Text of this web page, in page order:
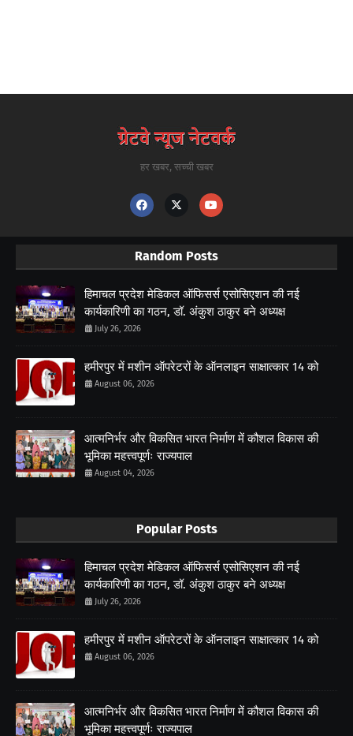
हर खबर, सच्ची खबर
Random Posts
हिमाचल प्रदेश मेडिकल ऑफिसर्स एसोसिएशन की नई
कार्यकारिणी का गठन, डॉ. अंकुश ठाकुर बने अध्यक्ष
July 26, 2026
हमीरपुर में मशीन ऑपरेटरों के ऑनलाइन साक्षात्कार 14 को
August 06, 2026
आत्मनिर्भर और विकसित भारत निर्माण में कौशल विकास की
भूमिका महत्त्वपूर्णः राज्यपाल
August 04, 2026
Popular Posts
हिमाचल प्रदेश मेडिकल ऑफिसर्स एसोसिएशन की नई
कार्यकारिणी का गठन, डॉ. अंकुश ठाकुर बने अध्यक्ष
July 26, 2026
हमीरपुर में मशीन ऑपरेटरों के ऑनलाइन साक्षात्कार 14 को
August 06, 2026
आत्मनिर्भर और विकसित भारत निर्माण में कौशल विकास की
भूमिका महत्त्वपूर्णः राज्यपाल